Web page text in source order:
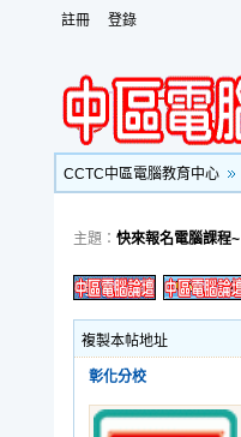
註冊 登錄
CCTC中區電腦教育中心
主題： 快來報名電腦課程~
複製本帖地址
彰化分校